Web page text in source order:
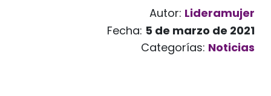
Autor: Lideramujer
Fecha: 5 de marzo de 2021
Categorías: Noticias